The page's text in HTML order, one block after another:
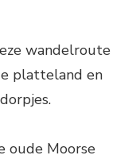
wandelroute
platteland en
oude Moorse